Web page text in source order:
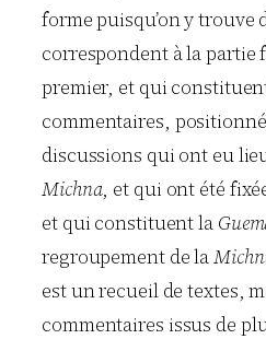
forme puisqu’on y trouve
correspondent à la partie
premier, et qui
commentaires,
discussions qui ont eu
Michna, et qui ont été
et qui constituent la
regroupement de la
est un recueil de textes,
commentaires issus de